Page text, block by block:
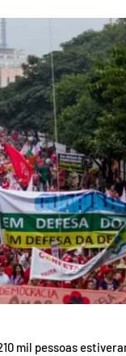
mil pessoas